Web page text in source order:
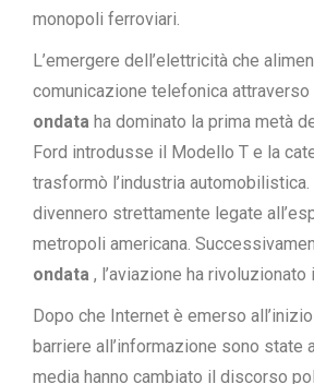
monopoli ferroviari.
L’emergere dell’elettricità che
comunicazione telefonica attraverso
ondata ha dominato la prima metà
Ford introdusse il Modello T e la
trasformò l’industria
divennero strettamente legate
metropoli americana.
ondata , l’aviazione ha rivoluzionato
Dopo che Internet è emerso
barriere all’informazione sono state
media hanno cambiato il discorso